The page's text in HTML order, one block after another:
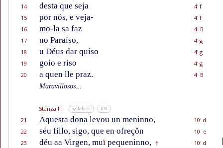
14
desta que seja
4' f
15
por nós, e veja-
4' f
16
mo-la sa faz
4 B
17
no Paraíso,
4' g
18
u Déus dar quiso
4' g
19
goio e riso
4' g
20
a quen lle praz.
4 B
Maravillosos...
Stanza II Syllables IPA
21 Aquesta dona levou un meninno,
10' d
22
séu fillo, sigo, que en ofreçôn
10 e
23
déu aa Virgen, muï pequeninno, †
10' d